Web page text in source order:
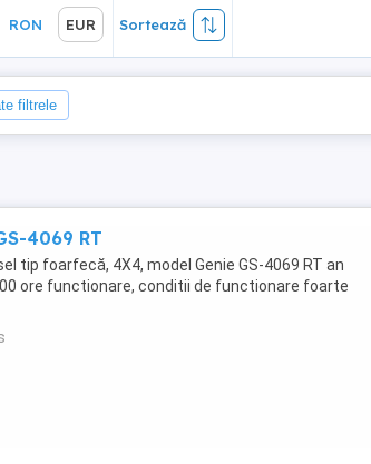
RON EUR Sortează
filtrele
4069 RT
tip foarfecă, 4X4, model Genie GS-4069 RT an
ore functionare, conditii de functionare foarte